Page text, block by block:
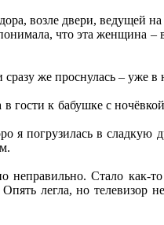
возле двери, ведущей
что эта женщина –
сразу же проснулась – уже
к бабушке с
я погрузилась в сладкую
неправильно. Стало как-
легла, но телевизор